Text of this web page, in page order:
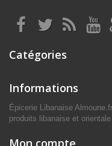
Catégories
Informations
Épicerie Libanaise
produits libanaise et orientale
Mon compte